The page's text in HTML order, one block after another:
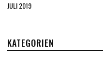
JULI 2019
KATEGORIEN